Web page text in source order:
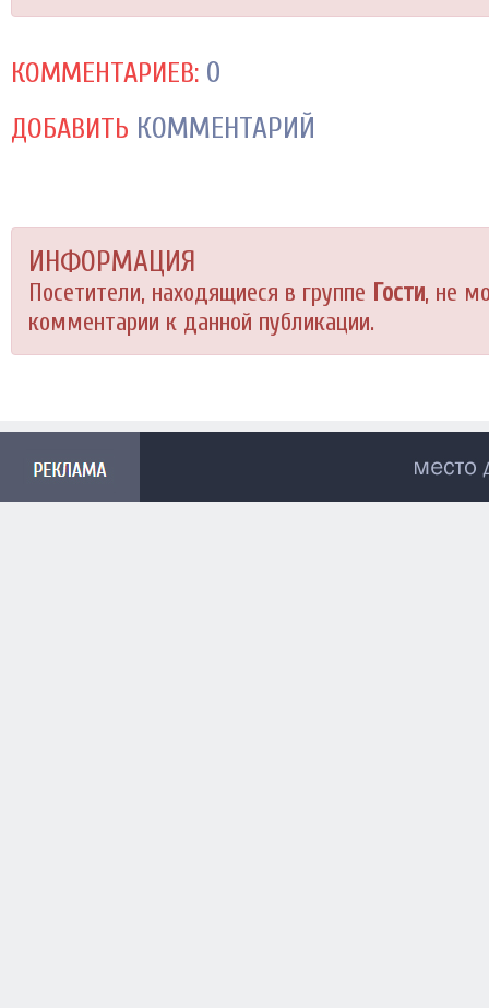
КОММЕНТАРИЕВ: 0
ДОБАВИТЬ КОММЕНТАРИЙ
ИНФОРМАЦИЯ
Посетители, находящиеся в группе Гости, не
комментарии к данной публикации.